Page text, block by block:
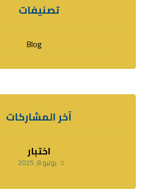
تصنيفات
Blog
آخر المشاركات
اختبار
يونيو 8, 2025